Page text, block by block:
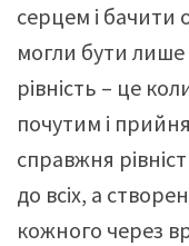
серцем і бачити
могли бути
рівність – це
почутим і
справжня
до всіх, а
кожного через